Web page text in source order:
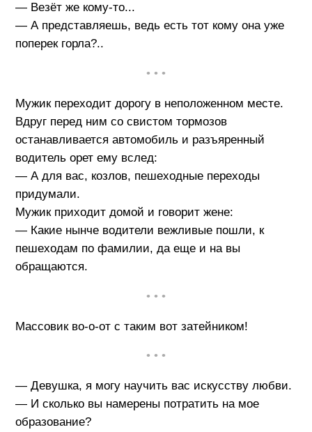
— Везёт же кому-то...
— А представляешь, ведь есть тот кому она уже
поперек горла?..
• • •
Мужик переходит дорогу в неположенном месте.
Вдруг перед ним со свистом тормозов
останавливается автомобиль и разъяренный
водитель орет ему вслед:
— А для вас, козлов, пешеходные переходы
придумали.
Мужик приходит домой и говорит жене:
— Какие нынче водители вежливые пошли, к
пешеходам по фамилии, да еще и на вы
обращаются.
• • •
Массовик во-о-от с таким вот затейником!
• • •
— Девушка, я могу научить вас искусству любви.
— И сколько вы намерены потратить на мое
образование?